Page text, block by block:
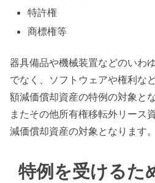
特許権
商標権等
器具備品や機械装置などのいわ
でなく、ソフトウェアや権利な
額減価償却資産の特例の対象とな
またその他所有権移転外リース
減価償却資産の対象となります。
特例を受けるた